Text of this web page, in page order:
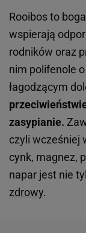
Rooibos to
wspierają
rodników oraz
nim polifenole
łagodzącym
zasypianie.
czyli wcześniej
cynk, magnez,
napar jest nie
zdrowy.